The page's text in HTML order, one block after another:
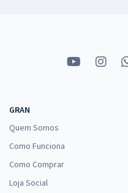
GRAN
Quem Somos
Como Funciona
Como Comprar
Loja Social